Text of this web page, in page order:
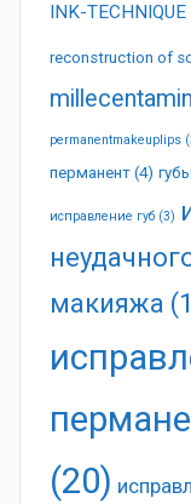
INK-TECHNIQUE
reconstruction of
permanentmakeuplips
перманент (4) губы
исправление губ (3)
макияжа
(20)